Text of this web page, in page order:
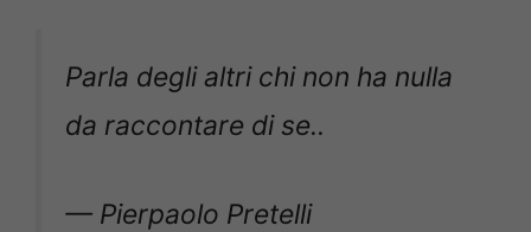
Parla degli altri chi non ha nulla
da raccontare di se..
— Pierpaolo Pretelli